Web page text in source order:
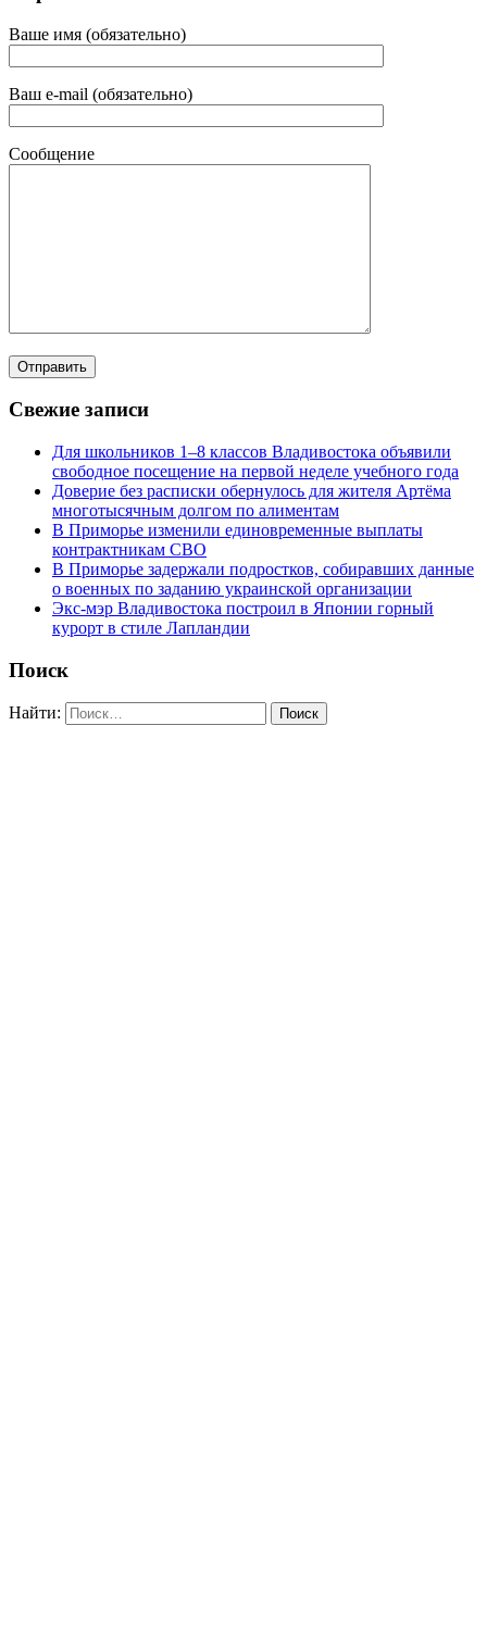
Ваше имя (обязательно)
Ваш e-mail (обязательно)
Сообщение
Свежие записи
Для школьников 1–8 классов Владивостока объявили
свободное посещение на первой неделе учебного года
Доверие без расписки обернулось для жителя Артёма
многотысячным долгом по алиментам
В Приморье изменили единовременные выплаты
контрактникам СВО
В Приморье задержали подростков, собиравших данные
о военных по заданию украинской организации
Экс-мэр Владивостока построил в Японии горный
курорт в стиле Лапландии
Поиск
Найти: